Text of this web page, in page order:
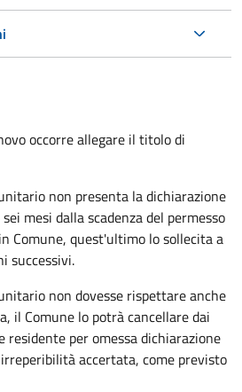
occorre allegare il titolo di
non presenta la dichiarazione
mesi dalla scadenza del permesso
Comune, quest'ultimo lo sollecita a
successivi.
non dovesse rispettare anche
il Comune lo potrà cancellare dai
residente per omessa dichiarazione
accertata, come previsto